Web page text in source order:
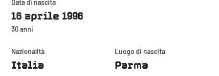
Data di nascita
16 aprile 1996
30 anni
Nazionalità
Italia
Luogo di nascita
Parma